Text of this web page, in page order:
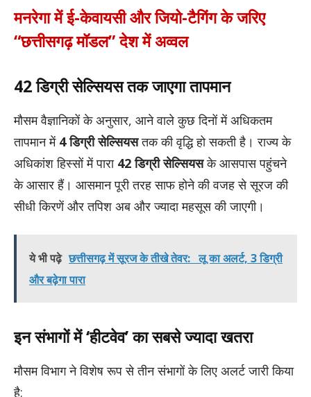
मनरेगा में ई-केवायसी और जियो-टैगिंग के जरिए
“छत्तीसगढ़ मॉडल” देश में अव्वल
42 डिग्री सेल्सियस तक जाएगा तापमान
मौसम वैज्ञानिकों के अनुसार, आने वाले कुछ दिनों में अधिकतम
तापमान में 4 डिग्री सेल्सियसतक की वृद्धि हो सकती है। राज्य के
अधिकांश हिस्सों में पारा 42 डिग्री सेल्सियसके आसपास पहुंचने
के आसार हैं। आसमान पूरी तरह साफ होने की वजह से सूरज की
सीधी किरणें और तपिश अब और ज्यादा महसूस की जाएगी।
ये भी पढ़े छत्तीसगढ़ में सूरज के तीखे तेवर: लू का अलर्ट, 3 डिग्री
और बढ़ेगा पारा
इन संभागों में ‘हीटवेव’ का सबसे ज्यादा खतरा
मौसम विभाग ने विशेष रूप से तीन संभागों के लिए अलर्ट जारी किया
है: